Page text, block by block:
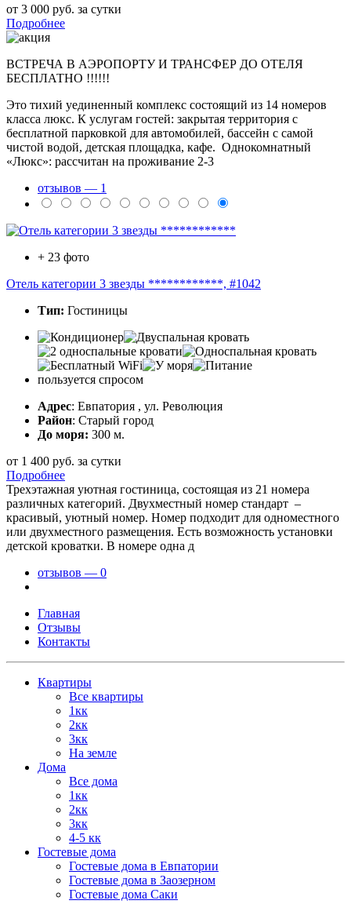
от 3 000 руб. за сутки
Подробнее
ВСТРЕЧА В АЭРОПОРТУ И ТРАНСФЕР ДО ОТЕЛЯ
БЕСПЛАТНО !!!!!!
Это тихий уединенный комплекс состоящий из 14 номеров
класса люкс. К услугам гостей: закрытая территория с
бесплатной парковкой для автомобилей, бассейн с самой
чистой водой, детская площадка, кафе. Однокомнатный
«Люкс»: рассчитан на проживание 2-3
отзывов — 1
+ 23 фото
Отель категории 3 звезды ************, #1042
Тип: Гостиницы
пользуется спросом
Адрес: Евпатория , ул. Революция
Район: Старый город
До моря: 300 м.
от 1 400 руб. за сутки
Подробнее
Трехэтажная уютная гостиница, состоящая из 21 номера
различных категорий. Двухместный номер стандарт –
красивый, уютный номер. Номер подходит для одноместного
или двухместного размещения. Есть возможность установки
детской кроватки. В номере одна д
отзывов — 0
Главная
Отзывы
Контакты
Квартиры
Все квартиры
1кк
2кк
3кк
На земле
Дома
Все дома
1кк
2кк
3кк
4-5 кк
Гостевые дома
Гостевые дома в Евпатории
Гостевые дома в Заозерном
Гостевые дома Саки